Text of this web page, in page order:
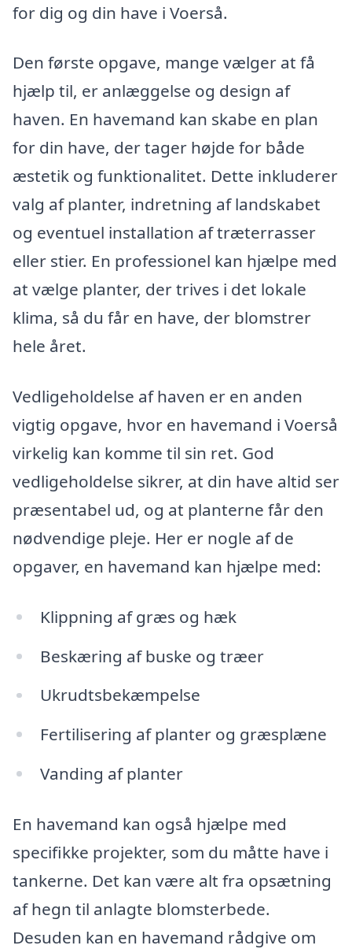
for dig og din have i Voerså.
Den første opgave, mange vælger at få
hjælp til, er anlæggelse og design af
haven. En havemand kan skabe en plan
for din have, der tager højde for både
æstetik og funktionalitet. Dette inkluderer
valg af planter, indretning af landskabet
og eventuel installation af træterrasser
eller stier. En professionel kan hjælpe med
at vælge planter, der trives i det lokale
klima, så du får en have, der blomstrer
hele året.
Vedligeholdelse af haven er en anden
vigtig opgave, hvor en havemand i Voerså
virkelig kan komme til sin ret. God
vedligeholdelse sikrer, at din have altid ser
præsentabel ud, og at planterne får den
nødvendige pleje. Her er nogle af de
opgaver, en havemand kan hjælpe med:
Klippning af græs og hæk
Beskæring af buske og træer
Ukrudtsbekæmpelse
Fertilisering af planter og græsplæne
Vanding af planter
En havemand kan også hjælpe med
specifikke projekter, som du måtte have i
tankerne. Det kan være alt fra opsætning
af hegn til anlagte blomsterbede.
Desuden kan en havemand rådgive om